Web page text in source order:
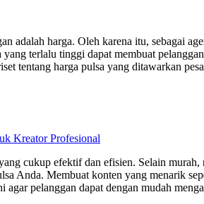
adalah harga. Oleh karena itu, sebagai
terlalu tinggi dapat membuat
tentang harga pulsa yang ditawarkan
Kreator Profesional
cukup efektif dan efisien. Selain
Anda. Membuat konten yang menarik
pelanggan dapat dengan mudah